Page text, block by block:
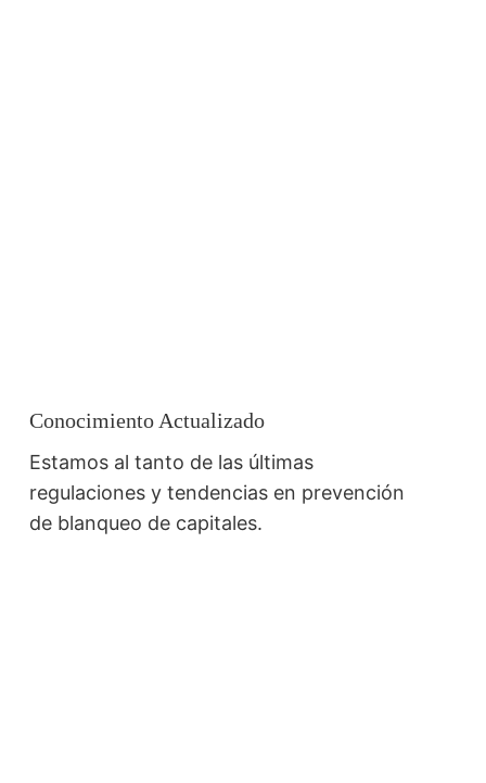
Conocimiento Actualizado
Estamos al tanto de las últimas
regulaciones y tendencias en prevención
de blanqueo de capitales.